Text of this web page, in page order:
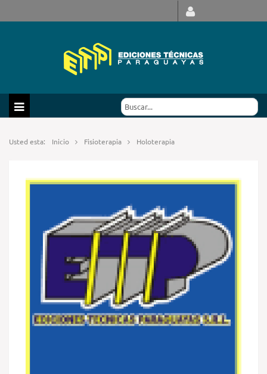
Usted esta: Inicio Fisioterapia Holoterapia